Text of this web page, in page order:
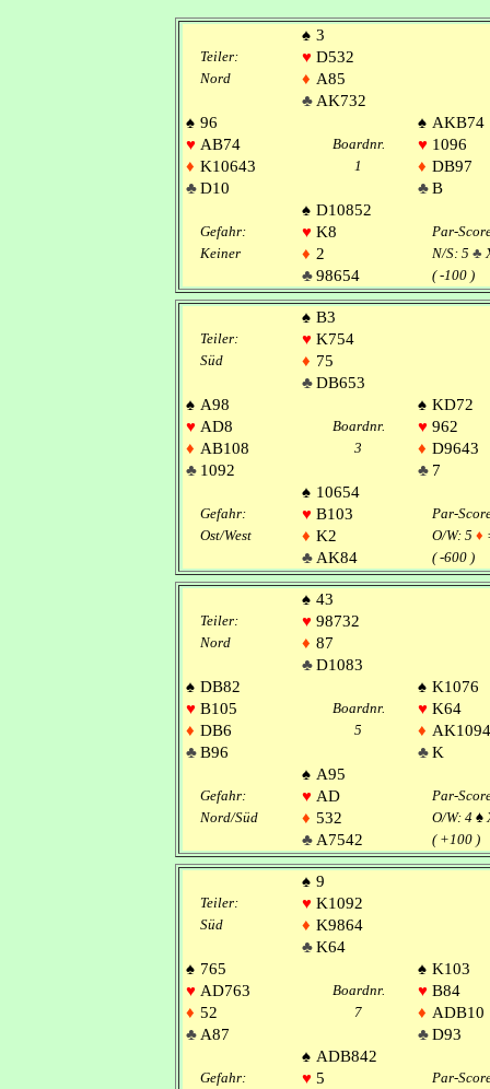
♠ 3
Teiler: ♥ D532
Nord ♦ A85
♣ AK732
♠ 96 ♠ AKB74
♥ AB74 Boardnr. ♥ 1096
♦ K10643 1 ♦ DB97
♣D10 ♣B
♠ D10852
Gefahr: ♥ K8
Par-
Keiner
♦ 2 N/S: 5 ♣
♣98654 ( -100 )
♠ B3
Teiler: ♥ K754
Süd ♦ 75
♣DB653
♠ A98 ♠ KD72
♥ AD8 Boardnr. ♥ 962
♦ AB108 3 ♦ D9643
♣ 1092 ♣ 7
♠ 10654
Gefahr: ♥ B103
Par-
Ost/West
♦ K2 O/W: 5 ♦
♣ AK84 ( -600 )
♠ 43
Teiler: ♥ 98732
Nord ♦ 87
♣D1083
♠ DB82 ♠ K1076
♥ B105 Boardnr. ♥ K64
♦ DB6 5 ♦ AK1094
♣B96 ♣K
♠ A95
Gefahr: ♥ AD
Par-
Nord/Süd
♦ 532 O/W: 4 ♠
♣ A7542 ( +100 )
♠ 9
Teiler: ♥ K1092
Süd ♦ K9864
♣K64
♠ 765 ♠ K103
♥ AD763 Boardnr. ♥ B84
♦ 52 7 ♦ ADB10
♣ A87 ♣D93
♠ ADB842
Gefahr: ♥ 5
Par-